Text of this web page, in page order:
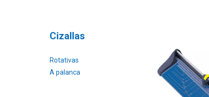
Cizallas
Rotativas
A palanca